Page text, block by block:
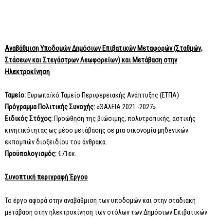
Αναβάθμιση Υποδομών Δημόσιων Επιβατικών Μεταφορών (Σταθμών,
Στάσεων και Στεγάστρων Λεωφορείων) και Μετάβαση στην
Ηλεκτροκίνηση
Ταμείο:Ευρωπαϊκό Ταμείο Περιφερειακής Ανάπτυξης (ΕΤΠΑ)
Πρόγραμμα Πολιτικής Συνοχής:«ΘΑλΕΙΑ 2021 -2027»
Ειδικός Στόχος:Προώθηση της βιώσιμης, πολυτροπικής, αστικής
κινητικότητας ως μέσο μετάβασης σε μια οικονομία μηδενικών
εκπομπών διοξειδίου του άνθρακα.
Προϋπολογισμός:€71εκ.
Συνοπτική περιγραφή Έργου
Το έργο αφορά στην αναβάθμιση των υποδομών και στην σταδιακή
μετάβαση στην ηλεκτροκίνηση των στόλων των Δημόσιων Επιβατικών